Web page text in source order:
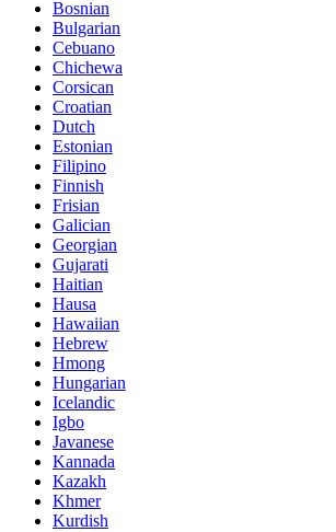
Bosnian
Bulgarian
Cebuano
Chichewa
Corsican
Croatian
Dutch
Estonian
Filipino
Finnish
Frisian
Galician
Georgian
Gujarati
Haitian
Hausa
Hawaiian
Hebrew
Hmong
Hungarian
Icelandic
Igbo
Javanese
Kannada
Kazakh
Khmer
Kurdish